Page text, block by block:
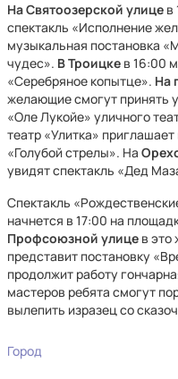
На Святоозерской улице в
спектакль «Исполнение
музыкальная постановка
чудес». В Троицке в 16:00
«Серебряное копытце». На
желающие смогут принять
«Оле Лукойе» уличного
театр «Улитка»
«Голубой стрелы». На
увидят спектакль «Дед
Спектакль
начнется в 17:00 на
Профсоюзной улице в это
представит постановку
продолжит работу
мастеров ребята смогут
вылепить изразец со
Город